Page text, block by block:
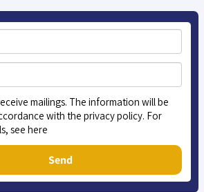
mailings. The information will be
with the privacy policy. For
see here
Send